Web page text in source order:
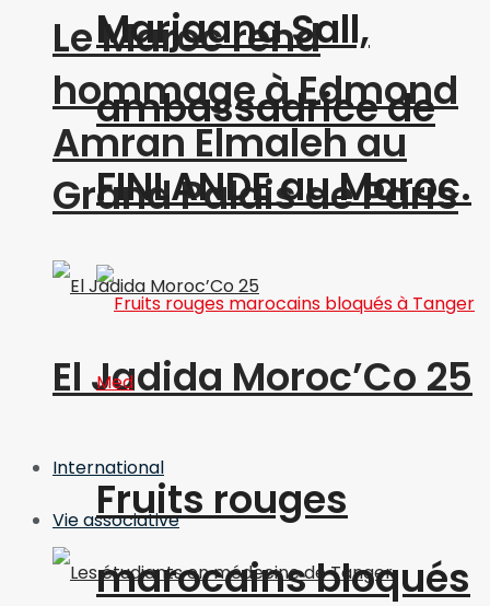
Le Maroc rend
hommage à Edmond
Amran Elmaleh au
Grand Palais de Paris
El Jadida Moroc’Co 25
International
Vie associative
Marjaana Sall,
ambassadrice de
FINLANDE au Maroc.
Fruits rouges
marocains bloqués